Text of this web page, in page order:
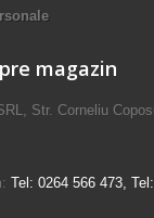
magazin
Str. Corneliu
Tel: 0264 566 473,